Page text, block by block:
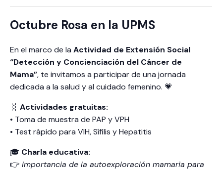
Octubre Rosa en la UPMS
En el marco de la Actividad de Extensión Social
“Detección y Concienciación del Cáncer de
Mama”, te invitamos a participar de una jornada
dedicada a la salud y al cuidado femenino. 💗
🧬 Actividades gratuitas:
• Toma de muestra de PAP y VPH
• Test rápido para VIH, Sífilis y Hepatitis
🎓 Charla educativa:
👉 Importancia de la autoexploración mamaria para